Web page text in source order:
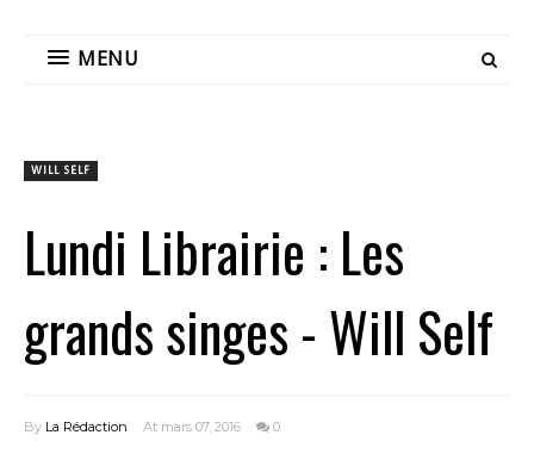
MENU
WILL SELF
Lundi Librairie : Les
grands singes - Will Self
By La Rédaction At mars 07, 2016 0